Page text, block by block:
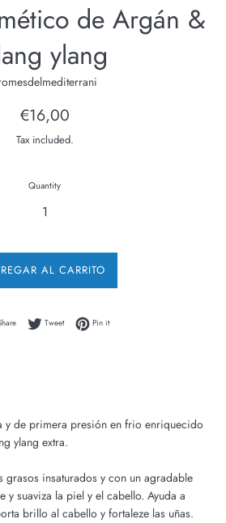
de Argán &
ylang
Regular
€16,00
Tax included.
Quantity
AL CARRITO
Share on Facebook
TweetTweet on Twitter
Pin itPin on Pinterest
y de primera presión en frio enriquecido
ylang extra.
grasos insaturados y con un agradable
y suaviza la piel y el cabello. Ayuda a
brillo al cabello y fortaleze las uñas.